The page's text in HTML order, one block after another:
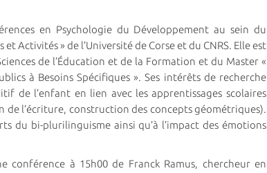
en Psychologie du Développement au sein du
Activités » de l’Université de Corse et du CNRS. Elle est
de l’Éducation et de la Formation et du Master «
à Besoins Spécifiques ». Ses intérêts de recherche
de l’enfant en lien avec les apprentissages scolaires
l’écriture, construction des concepts géométriques).
du bi-plurilinguisme ainsi qu’à l’impact des émotions
conférence à 15h00 de Franck Ramus, chercheur en